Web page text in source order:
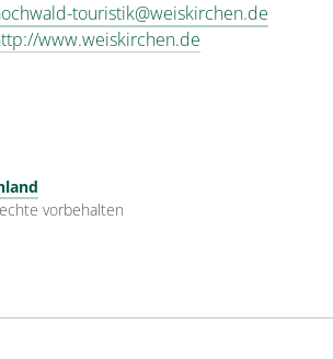
touristik@weiskirchen.de
www.weiskirchen.de
vorbehalten